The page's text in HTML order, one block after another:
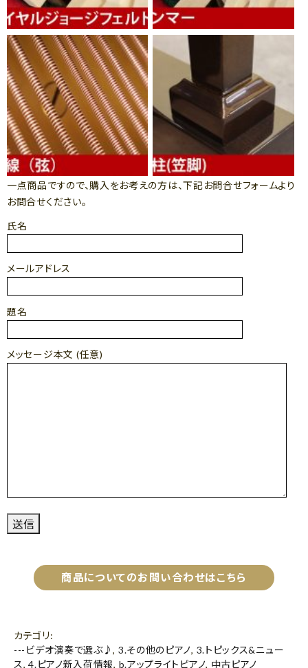
一点商品ですので、購入をお考えの方は、下記お問合せフォームより
お問合せください。
氏名
メールアドレス
題名
メッセージ本文 (任意)
商品についてのお問い合わせはこちら
カテゴリ:
---ビデオ演奏で選ぶ♪, 3.その他のピアノ, 3.トピックス&ニュー
ス,4.ピアノ新入荷情報, b.アップライトピアノ, 中古ピアノ